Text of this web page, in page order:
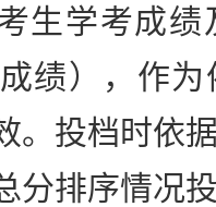
学考成绩
绩），作
。投档时依
分排序情况